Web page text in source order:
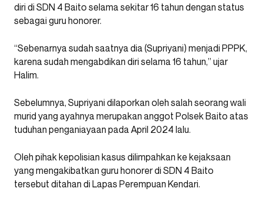
diri di SDN 4 Baito selama sekitar 16 tahun dengan status
sebagai guru honorer.
“Sebenarnya sudah saatnya dia (Supriyani) menjadi PPPK,
karena sudah mengabdikan diri selama 16 tahun,” ujar
Halim.
Sebelumnya, Supriyani dilaporkan oleh salah seorang wali
murid yang ayahnya merupakan anggot Polsek Baito atas
tuduhan penganiayaan pada April 2024 lalu.
Oleh pihak kepolisian kasus dilimpahkan ke kejaksaan
yang mengakibatkan guru honorer di SDN 4 Baito
tersebut ditahan di Lapas Perempuan Kendari.